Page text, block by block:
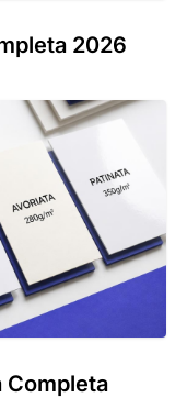
2026
Completa